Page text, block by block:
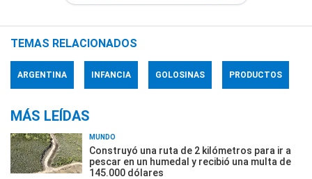
TEMAS RELACIONADOS
ARGENTINA INFANCIA GOLOSINAS PRODUCTOS
MÁS LEÍDAS
MUNDO
Construyó una ruta de 2 kilómetros para ir a
pescar en un humedal y recibió una multa de
145.000 dólares